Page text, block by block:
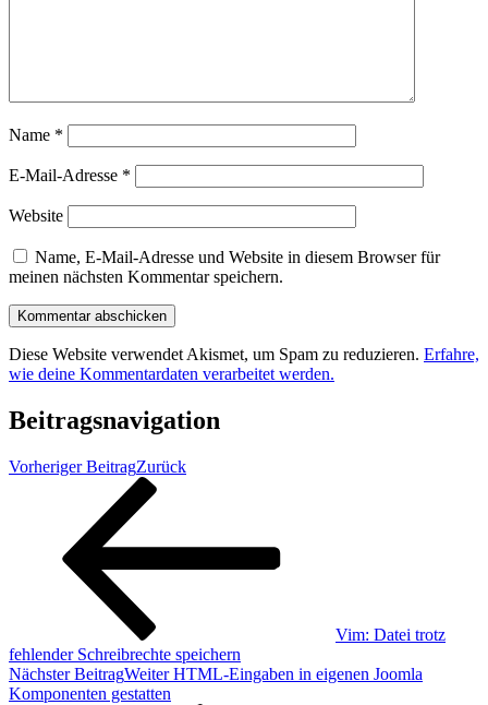
Name *
E-Mail-Adresse *
Website
Name, E-Mail-Adresse und Website in diesem Browser für
meinen nächsten Kommentar speichern.
Diese Website verwendet Akismet, um Spam zu reduzieren. Erfahre,
wie deine Kommentardaten verarbeitet werden.
Beitragsnavigation
Vorheriger BeitragZurück
Vim: Datei trotz
fehlender Schreibrechte speichern
Nächster BeitragWeiter HTML-Eingaben in eigenen Joomla
Komponenten gestatten